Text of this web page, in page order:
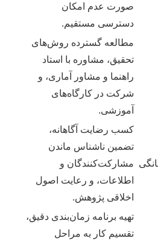
صورت عدم امکان
دسترسی مستقیم.
مطالعه گسترده روش‌های
تحقیق، مشاوره با استاد
راهنما و مشاور آماری، و
شرکت در کارگاه‌های
آموزشی.
کسب رضایت آگاهانه،
تضمین ناشناس ماندن
مشارکت‌کنندگان و
اطلاعات، و رعایت اصول
اخلاقی پژوهش.
تهیه برنامه زمان‌بندی دقیق،
تقسیم کار به مراحل